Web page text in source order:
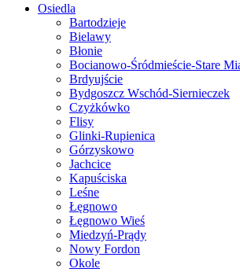
Osiedla
Bartodzieje
Bielawy
Błonie
Bocianowo-Śródmieście-Stare
Brdyujście
Bydgoszcz Wschód-Siernieczek
Czyżkówko
Flisy
Glinki-Rupienica
Górzyskowo
Jachcice
Kapuściska
Leśne
Łęgnowo
Łęgnowo Wieś
Miedzyń-Prądy
Nowy Fordon
Okole